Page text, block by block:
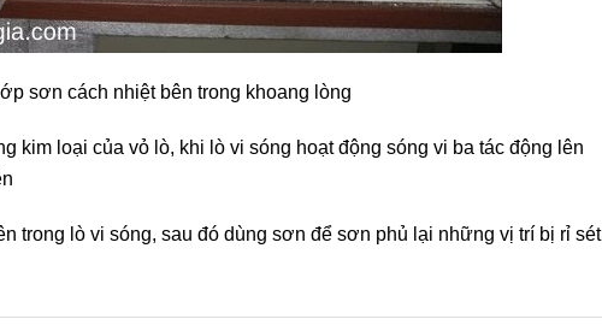
sơn cách nhiệt bên trong khoang lòng
kim loại của vỏ lò, khi lò vi sóng hoạt động sóng vi ba tác động lên
trong lò vi sóng, sau đó dùng sơn để sơn phủ lại những vị trí bị rỉ sét